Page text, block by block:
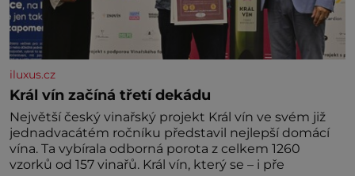
iluxus.cz
Král vín začíná třetí dekádu
Největší český vinařský projekt Král vín ve svém již
jednadvacátém ročníku představil nejlepší domácí
vína. Ta vybírala odborná porota z celkem 1260
vzorků od 157 vinařů. Král vín, který se – i pře